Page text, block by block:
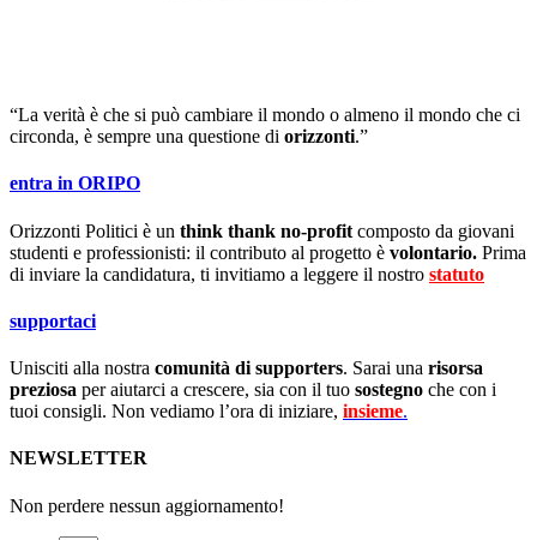
“La verità è che si può cambiare il mondo o almeno il mondo che ci
circonda, è sempre una questione di orizzonti.”
entra in ORIPO
Orizzonti Politici è un think thank no-profit composto da giovani
studenti e professionisti: il contributo al progetto è volontario. Prima
di inviare la candidatura, ti invitiamo a leggere il nostro statuto
supportaci
Unisciti alla nostra comunità di supporters. Sarai una risorsa
preziosa per aiutarci a crescere, sia con il tuo sostegno che con i
tuoi consigli. Non vediamo l’ora di iniziare, insieme.
NEWSLETTER
Non perdere nessun aggiornamento!